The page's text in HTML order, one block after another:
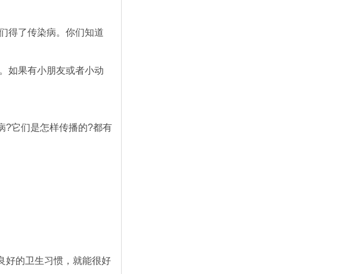
得了传染病。你们知道
如果有小朋友或者小动
它们是怎样传播的?都有
的卫生习惯，就能很好